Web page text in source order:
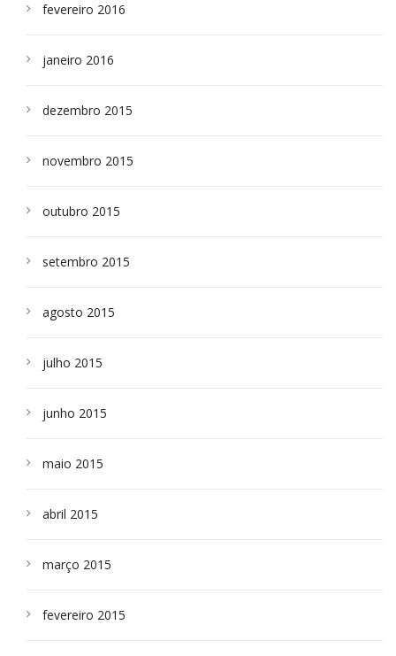
fevereiro 2016
janeiro 2016
dezembro 2015
novembro 2015
outubro 2015
setembro 2015
agosto 2015
julho 2015
junho 2015
maio 2015
abril 2015
março 2015
fevereiro 2015